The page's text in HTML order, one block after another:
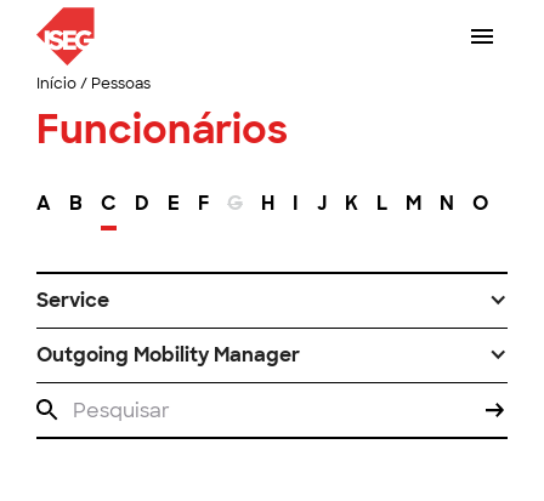
Início/ Pessoas
Funcionários
A B C D E F G H I J K L M N O
Service
Outgoing Mobility Manager